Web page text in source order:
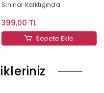
Sınırlar Kalktığında
399,00 TL
Sepete Ekle